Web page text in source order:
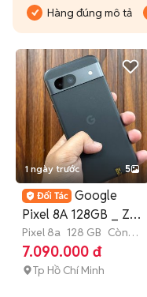
Hàng đúng mô tả
1 ngày trước 5
Google
Pixel 8A 128GB _ Zin
Keng | 𝐆Ó𝐏 𝐎𝐍𝐋𝐈𝐍𝐄
Pixel 8a 128 GB Còn
bảo hành
7.090.000 đ
Tp Hồ Chí Minh